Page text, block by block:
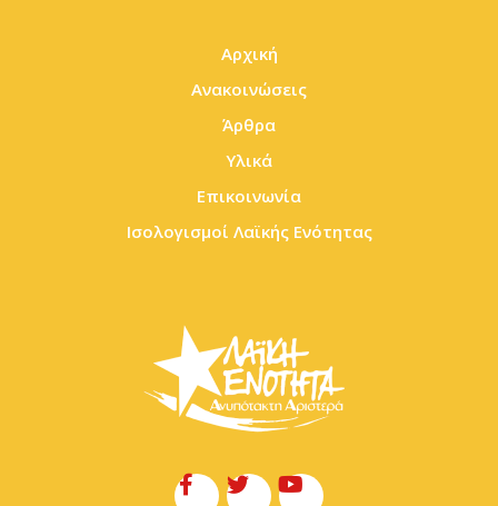
Αρχική
Ανακοινώσεις
Άρθρα
Υλικά
Επικοινωνία
Ισολογισμοί Λαϊκής Ενότητας